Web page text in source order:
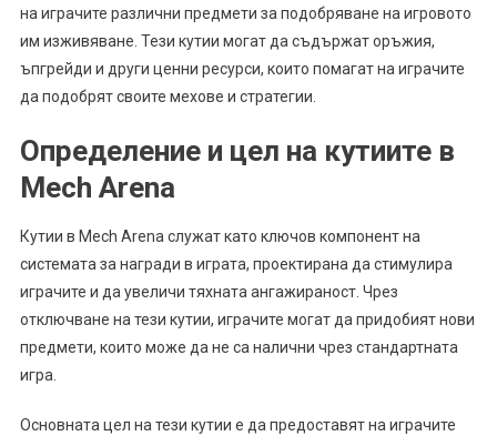
на играчите различни предмети за подобряване на игровото
им изживяване. Тези кутии могат да съдържат оръжия,
ъпгрейди и други ценни ресурси, които помагат на играчите
да подобрят своите мехове и стратегии.
Определение и цел на кутиите в
Mech Arena
Кутии в Mech Arena служат като ключов компонент на
системата за награди в играта, проектирана да стимулира
играчите и да увеличи тяхната ангажираност. Чрез
отключване на тези кутии, играчите могат да придобият нови
предмети, които може да не са налични чрез стандартната
игра.
Основната цел на тези кутии е да предоставят на играчите